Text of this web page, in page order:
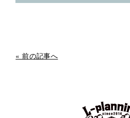
« 前の記事へ